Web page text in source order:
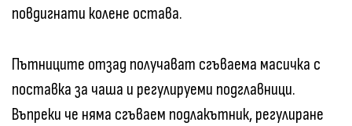
повдигнати колене остава.
Пътниците отзад получават сгъваема масичка с
поставка за чаша и регулируеми подглавници.
Въпреки че няма сгъваем подлакътник, регулиране